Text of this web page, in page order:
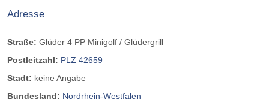
Adresse
Straße: Glüder 4 PP Minigolf / Glüdergrill
Postleitzahl: PLZ 42659
Stadt: keine Angabe
Bundesland: Nordrhein-Westfalen